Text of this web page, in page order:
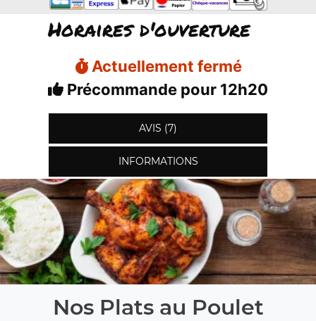
Horaires d'ouverture
Actuellement fermé
Précommande pour 12h20
AVIS (7)
INFORMATIONS
Nos Plats au Poulet